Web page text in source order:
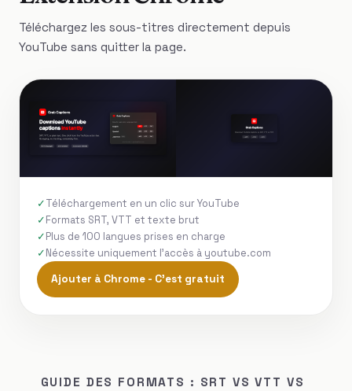
Téléchargez les sous-titres directement depuis
YouTube sans quitter la page.
Téléchargement en un clic sur YouTube
Formats SRT, VTT et texte brut
Plus de 100 langues prises en charge
Nécessite uniquement l'accès à youtube.com
Ajouter à Chrome - C'est gratuit
GUIDE DES FORMATS : SRT VS VTT VS